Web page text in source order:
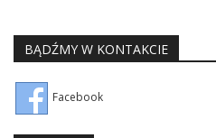
wpisach
BĄDŹMY W KONTAKCIE
Facebook